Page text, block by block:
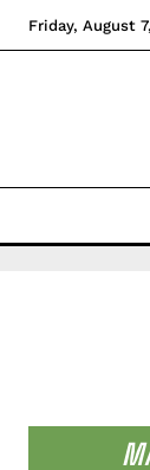
Friday, August